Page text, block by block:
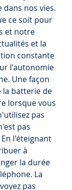
nos vies.
ce soit pour
et notre
et la
constante
l'autonomie
Une façon
la batterie de
lorsque vous
pas
pas
l'éteignant
à
la durée
La
pas